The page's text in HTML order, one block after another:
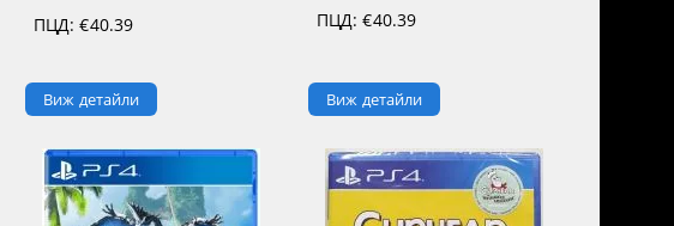
ПЦД: €40.39
Виж детайли
ПЦД: €40.39
Виж детайли